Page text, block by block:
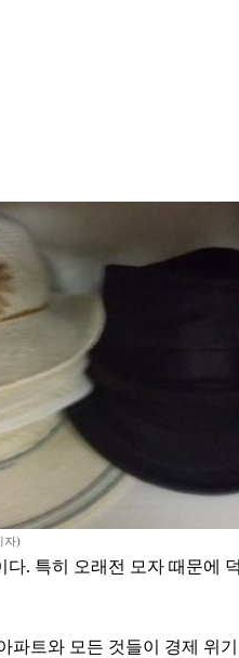
자)
. 특히 오래전 모자 때문에
트와 모든 것들이 경제 위